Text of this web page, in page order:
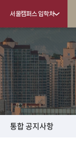
서울캠퍼스 입학처
통합 공지사항